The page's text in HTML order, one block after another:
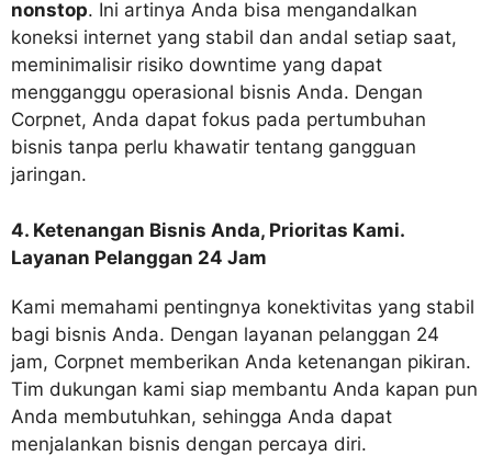
nonstop. Ini artinya Anda bisa mengandalkan
koneksi internet yang stabil dan andal setiap saat,
meminimalisir risiko downtime yang dapat
mengganggu operasional bisnis Anda. Dengan
Corpnet, Anda dapat fokus pada pertumbuhan
bisnis tanpa perlu khawatir tentang gangguan
jaringan.
4. Ketenangan Bisnis Anda, Prioritas Kami.
Layanan Pelanggan 24 Jam
Kami memahami pentingnya konektivitas yang stabil
bagi bisnis Anda. Dengan layanan pelanggan 24
jam, Corpnet memberikan Anda ketenangan pikiran.
Tim dukungan kami siap membantu Anda kapan pun
Anda membutuhkan, sehingga Anda dapat
menjalankan bisnis dengan percaya diri.